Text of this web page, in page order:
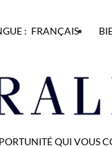
QUI VOUS
: FRANÇAIS